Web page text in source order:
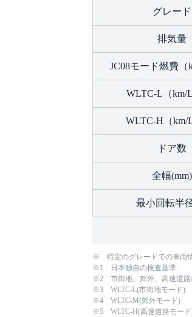
グレード
排気量
JC08モード燃費
WLTC-L（
WLTC-H（
ドア数
全幅(mm)
最小回転半
※ 特定のグレードでの車両情
※1 日本独自の検査基準
※2 市街地、郊外、高速道路
※3 WLTC-L(市街地モード)
※4 WLTC-M(郊外モード)
※5 WLTC-H(高速道路モー